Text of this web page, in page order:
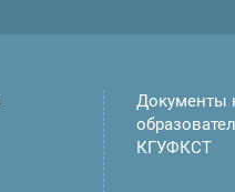
Документы
КГУФКСТ